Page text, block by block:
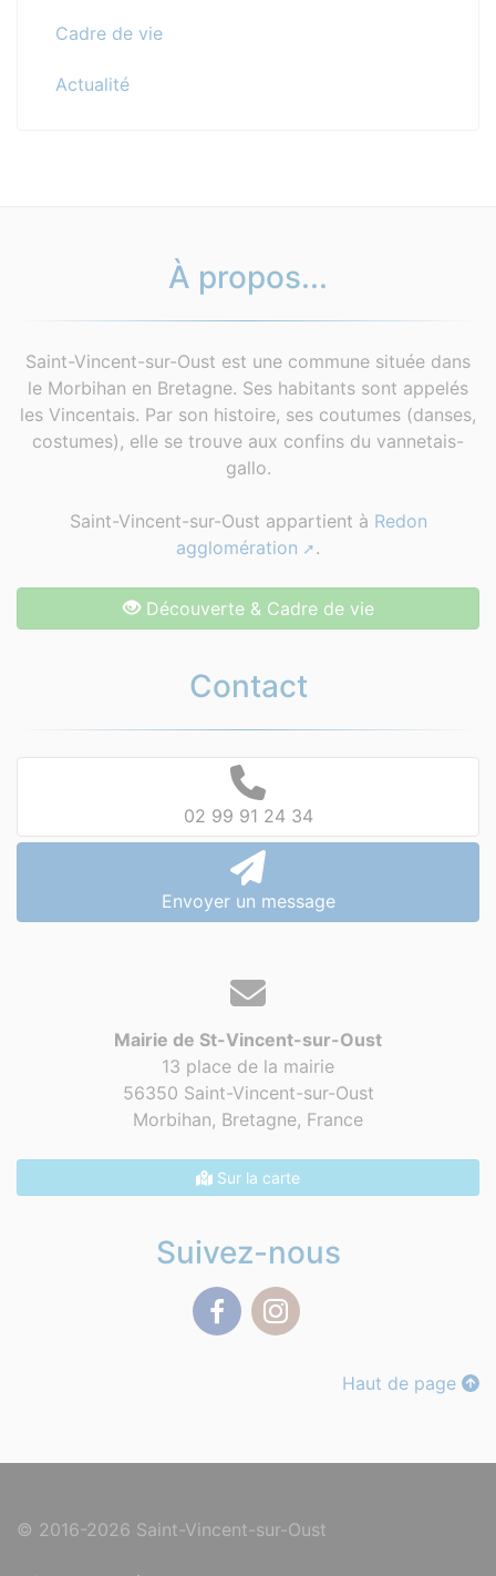
Cadre de vie
Actualité
À propos...
Saint-Vincent-sur-Oust est une commune située dans
le Morbihan en Bretagne. Ses habitants sont appelés
les Vincentais. Par son histoire, ses coutumes (danses,
costumes), elle se trouve aux confins du vannetais-
gallo.
Saint-Vincent-sur-Oust appartient à Redon
agglomération
.
Découverte & Cadre de vie
Contact
02 99 91 24 34
Envoyer un message
Mairie de St-Vincent-sur-Oust
13 place de la mairie
56350 Saint-Vincent-sur-Oust
Morbihan, Bretagne, France
Sur la carte
Suivez-nous
Haut de page
© 2016-2026 Saint-Vincent-sur-Oust